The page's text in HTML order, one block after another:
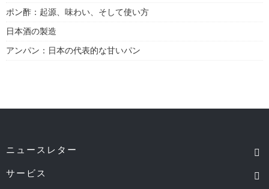
ポン酢：起源、味わい、そして使い方
日本酒の製造
アンパン：日本の代表的な甘いパン
ニュースレター
サービス